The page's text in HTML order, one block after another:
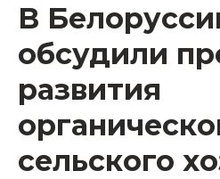
В
обсудили
развития
сельского